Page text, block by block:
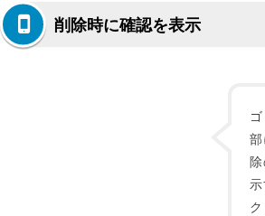
削除時に確認を表示